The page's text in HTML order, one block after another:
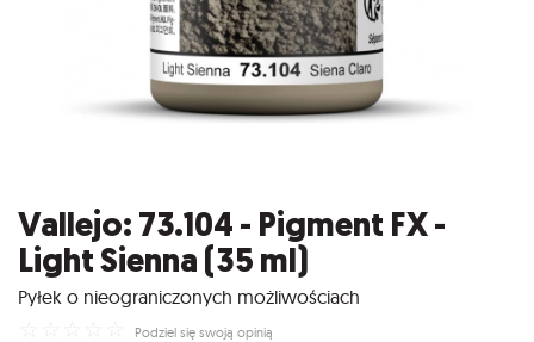
Vallejo: 73.104 - Pigment FX -
Light Sienna (35 ml)
Pyłek o nieograniczonych możliwościach
Podziel się swoją opinią